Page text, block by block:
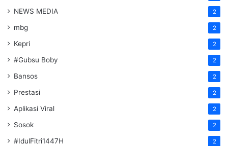
NEWS MEDIA 2
mbg 2
Kepri 2
#Gubsu Boby 2
Bansos 2
Prestasi 2
Aplikasi Viral 2
Sosok 2
#IdulFitri1447H 2